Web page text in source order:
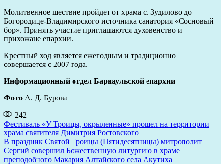
Молитвенное шествие пройдет от храма с. Зудилово до
Богородице-Владимирского источника санатория «Сосновый
бор». Принять участие приглашаются духовенство и
прихожане епархии.
Крестный ход является ежегодным и традиционно
совершается с 2007 года.
Информационный отдел Барнаульской епархии
Фото А. Д. Бурова
242
Навигация
по
записям
Фестиваль «У Троицы, окрыленные» прошел на территории
храма святителя Димитрия Ростовского
В праздник Святой Троицы (Пятидесятницы) митрополит
Сергий совершил Божественную литургию в храме
преподобного Макария Алтайского села Акутиха